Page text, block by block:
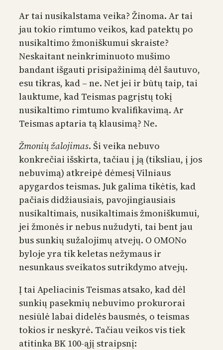
Ar tai nusikalstama veika? Žinoma. Ar tai
jau tokio rimtumo veikos, kad patektų po
nusikaltimo žmoniškumui skraiste?
Neskaitant neinkriminuoto mušimo
bandant išgauti prisipažinimą dėl šautuvo,
esu tikras, kad – ne. Net jei ir būtų taip, tai
lauktume, kad Teismas pagrįstų tokį
nusikaltimo rimtumo kvalifikavimą. Ar
Teismas aptaria tą klausimą? Ne.
Žmonių žalojimas. Ši veika nebuvo
konkrečiai išskirta, tačiau į ją (tiksliau, į jos
nebuvimą) atkreipė dėmesį Vilniaus
apygardos teismas. Juk galima tikėtis, kad
pačiais didžiausiais, pavojingiausiais
nusikaltimais, nusikaltimais žmoniškumui,
jei žmonės ir nebus nužudyti, tai bent jau
bus sunkių sužalojimų atvejų. O OMONo
byloje yra tik keletas nežymaus ir
nesunkaus sveikatos sutrikdymo atvejų.
Į tai Apeliacinis Teismas atsako, kad dėl
sunkių pasekmių nebuvimo prokurorai
nesiūlė labai didelės bausmės, o teismas
tokios ir neskyrė. Tačiau veikos vis tiek
atitinka BK 100-ąjį straipsnį: